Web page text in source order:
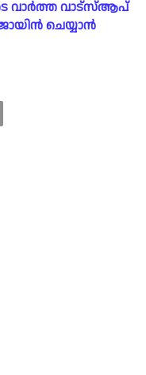
വാർത്ത വാട്സ്ആപ്
ചെയ്യാൻ